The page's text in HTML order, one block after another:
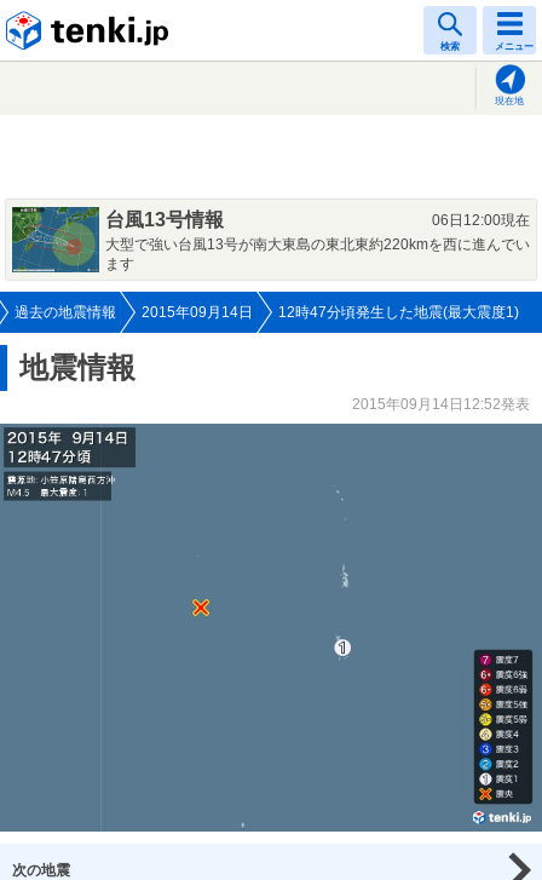
検索 メニュー
現在地
台風13号情報
06日12:00現在
大型で強い台風13号が南大東島の東北東約220kmを西に進んでい
ます
過去の地震情報 2015年09月14日 12時47分頃発生した地震(最大震度1)
地震情報
2015年09月14日12:52発表
次の地震